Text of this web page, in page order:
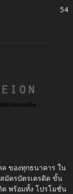
54
ของทุกธนาคาร ใน
มัครบัตรเครดิต ขั้น
พร้อมทั้ง โปรโมชั่น